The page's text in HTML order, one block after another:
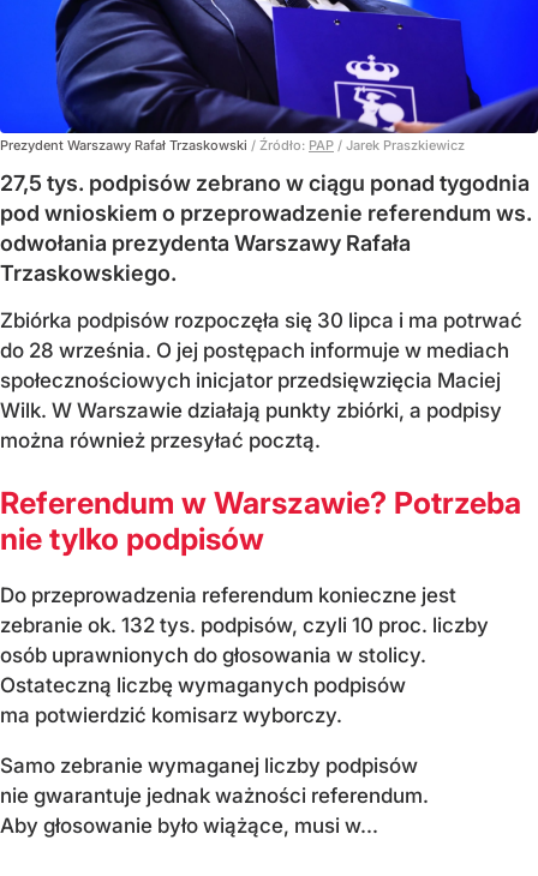
Prezydent Warszawy Rafał Trzaskowski / Źródło: PAP / Jarek Praszkiewicz
27,5 tys. podpisów zebrano w ciągu ponad tygodnia
pod wnioskiem o przeprowadzenie referendum ws.
odwołania prezydenta Warszawy Rafała
Trzaskowskiego.
Zbiórka podpisów rozpoczęła się 30 lipca i ma potrwać
do 28 września. O jej postępach informuje w mediach
społecznościowych inicjator przedsięwzięcia Maciej
Wilk. W Warszawie działają punkty zbiórki, a podpisy
można również przesyłać pocztą.
Referendum w Warszawie? Potrzeba
nie tylko podpisów
Do przeprowadzenia referendum konieczne jest
zebranie ok. 132 tys. podpisów, czyli 10 proc. liczby
osób uprawnionych do głosowania w stolicy.
Ostateczną liczbę wymaganych podpisów
ma potwierdzić komisarz wyborczy.
Samo zebranie wymaganej liczby podpisów
nie gwarantuje jednak ważności referendum.
Aby głosowanie było wiążące, musi w...